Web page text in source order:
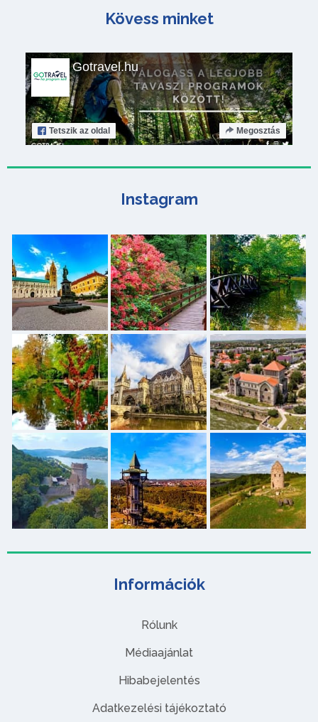
Információk
Rólunk
Médiaajánlat
Hibabejelentés
Adatkezelési tájékoztató
Kövess minket
Gotravel.hu
Tetszik az oldal Megosztás
Instagram